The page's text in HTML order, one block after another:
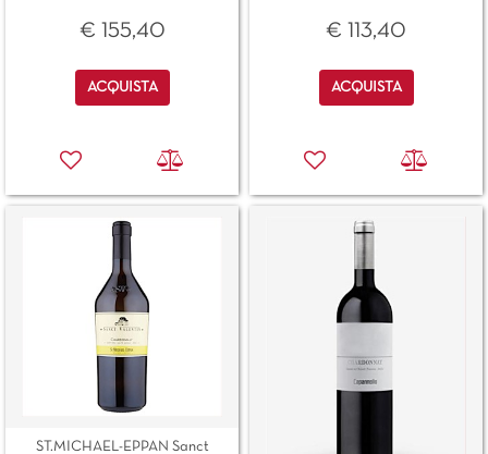
€ 155,40
Quantità
ACQUISTA
€ 113,40
Quantità
ACQUISTA
ST.MICHAEL-EPPAN Sanct